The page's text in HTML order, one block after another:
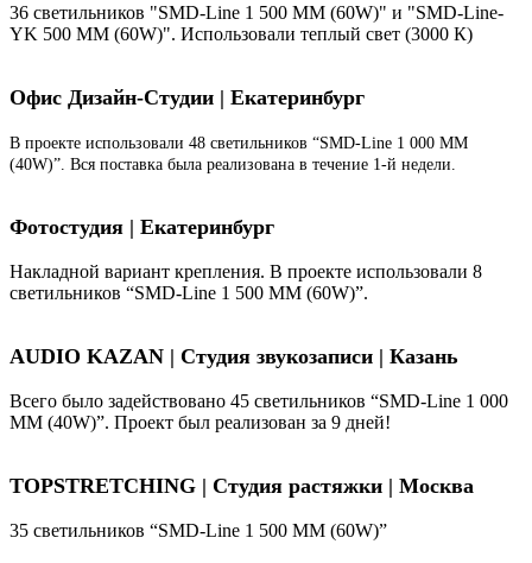
36 светильников "SMD-Line 1 500 ММ (60W)" и "SMD-Line-
YK 500 ММ (60W)". Использовали теплый свет (3000 К)
Офис Дизайн-Студии | Екатеринбург
В проекте использовали 48 светильников “SMD-Line 1 000 ММ
(40W)”. Вся поставка была реализована в течение 1-й недели.
Фотостудия | Екатеринбург
Накладной вариант крепления. В проекте использовали 8
светильников “SMD-Line 1 500 ММ (60W)”.
AUDIO KAZAN | Студия звукозаписи | Казань
Всего было задействовано 45 светильников “SMD-Line 1 000
ММ (40W)”. Проект был реализован за 9 дней!
TOPSTRETCHING | Студия растяжки | Москва
35 светильников “SMD-Line 1 500 ММ (60W)”